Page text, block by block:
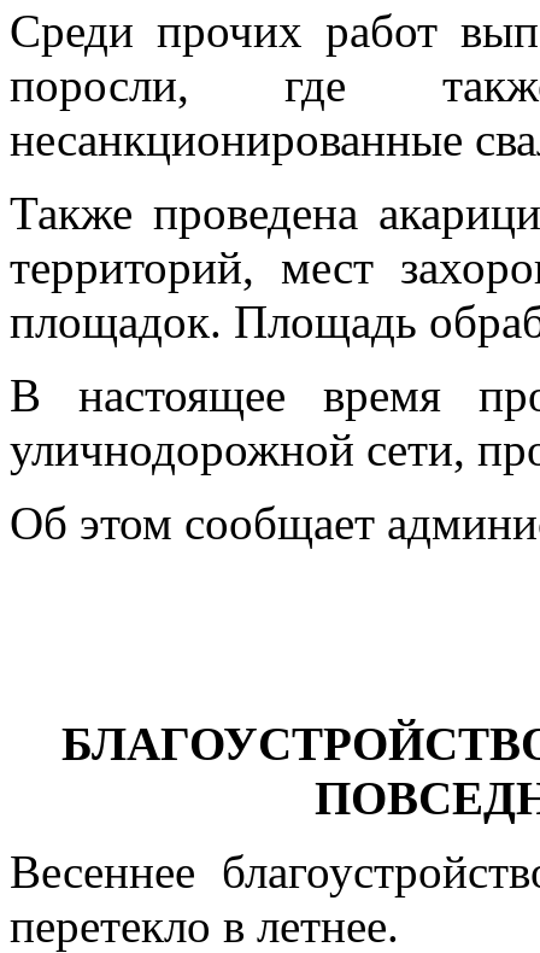
Среди прочих работ
поросли, где
несанкционированные
Также проведена
территорий, мест
площадок. Площадь
В настоящее время
уличнодорожной сети,
Об этом сообщает
Весеннее
перетекло в летнее.